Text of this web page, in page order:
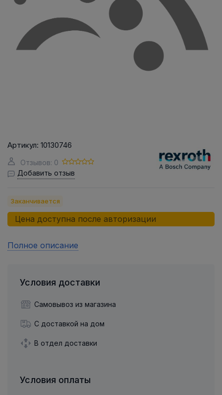
Артикул: 10130746
Отзывов: 0
Добавить отзыв
Заканчивается
Цена доступна после авторизации
Полное описание
Условия доставки
Самовывоз из магазина
С доставкой на дом
В отдел доставки
Условия оплаты